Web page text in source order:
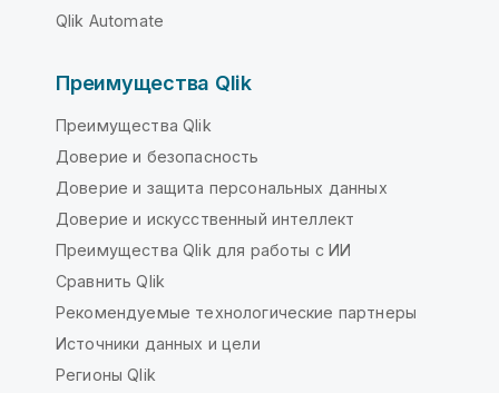
Qlik Automate
Преимущества Qlik
Преимущества Qlik
Доверие и безопасность
Доверие и защита персональных данных
Доверие и искусственный интеллект
Преимущества Qlik для работы с ИИ
Сравнить Qlik
Рекомендуемые технологические партнеры
Источники данных и цели
Регионы Qlik